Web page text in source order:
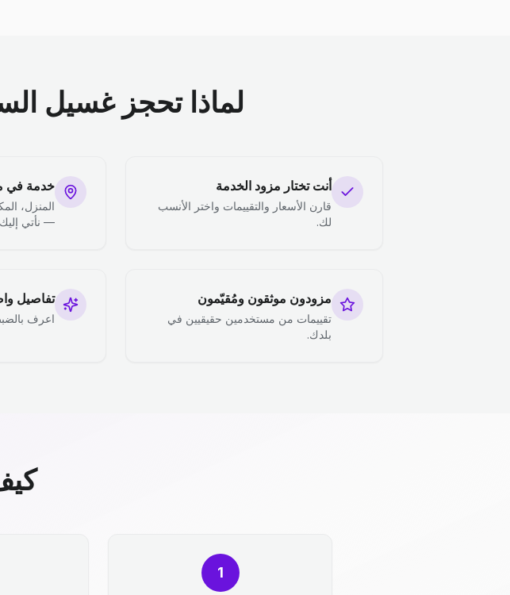
لماذا تحجز غسيل
أنت تختار مزود الخدمة
قارن الأسعار والتقييمات واختر الأنسب
لك.
خدمة في
المنزل،
— نأتي
مزودون موثقون ومُقيّمون
تقييمات من مستخدمين حقيقيين في
بلدك.
تفاصيل
اعرف
1